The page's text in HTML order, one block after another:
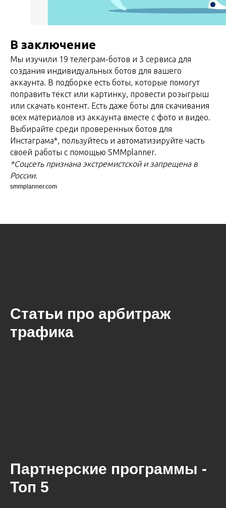
В заключение
Мы изучили 19 телеграм-ботов и 3 сервиса для
создания индивидуальных ботов для вашего
аккаунта. В подборке есть боты, которые помогут
поправить текст или картинку, провести розыгрыш
или скачать контент. Есть даже боты для скачивания
всех материалов из аккаунта вместе с фото и видео.
Выбирайте среди проверенных ботов для
Инстаграма*, пользуйтесь и автоматизируйте часть
своей работы с помощью SMMplanner.
*Соцсеть признана экстремистской и запрещена в
России.
smmplanner.com
Статьи про арбитраж
трафика
Партнерские программы -
Топ 5